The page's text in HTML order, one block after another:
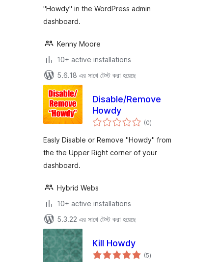
"Howdy" in the WordPress admin
dashboard.
Kenny Moore
10+ active installations
5.6.18 এর সাথে টেস্ট করা হয়েছে
Disable/Remove
Howdy
(0total
ratings
)
Easly Disable or Remove "Howdy" from
the the Upper Right corner of your
dashboard.
Hybrid Webs
10+ active installations
5.3.22 এর সাথে টেস্ট করা হয়েছে
Kill Howdy
(5total
ratings
)